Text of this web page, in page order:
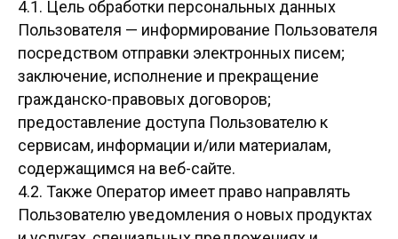
4.1. Цель обработки персональных данных
Пользователя — информирование Пользователя
посредством отправки электронных писем;
заключение, исполнение и прекращение
гражданско-правовых договоров;
предоставление доступа Пользователю к
сервисам, информации и/или материалам,
содержащимся на веб-сайте.
4.2. Также Оператор имеет право направлять
Пользователю уведомления о новых продуктах